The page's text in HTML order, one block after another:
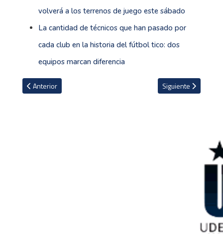
volverá a los terrenos de juego este sábado
La cantidad de técnicos que han pasado por
cada club en la historia del fútbol tico: dos
equipos marcan diferencia
Artículo anterior: Novela entre Ancelotti y Brasil tiene un nuevo
Anterior Artículo siguiente:
Siguiente